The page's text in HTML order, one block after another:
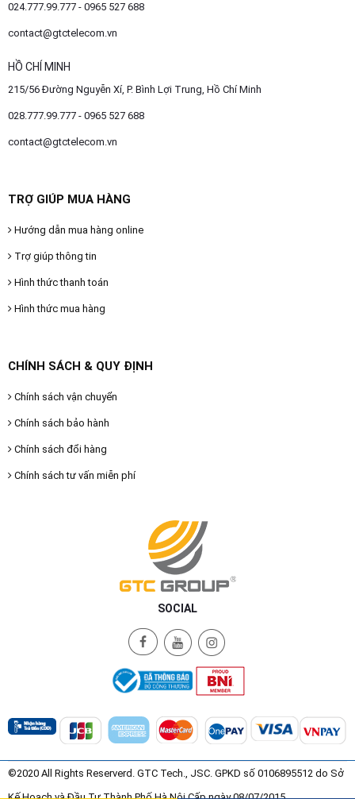
024.777.99.777 - 0965 527 688
contact@gtctelecom.vn
HỒ CHÍ MINH
215/56 Đường Nguyễn Xí, P. Bình Lợi Trung, Hồ Chí Minh
028.777.99.777 - 0965 527 688
contact@gtctelecom.vn
TRỢ GIÚP MUA HÀNG
Hướng dẫn mua hàng online
Trợ giúp thông tin
Hình thức thanh toán
Hình thức mua hàng
CHÍNH SÁCH & QUY ĐỊNH
Chính sách vận chuyển
Chính sách bảo hành
Chính sách đổi hàng
Chính sách tư vấn miễn phí
SOCIAL
©2020 All Rights Reserverd. GTC Tech., JSC. GPKD số 0106895512 do Sở